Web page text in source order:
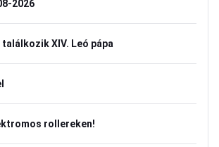
2026
XIV. Leó pápa
rollereken!